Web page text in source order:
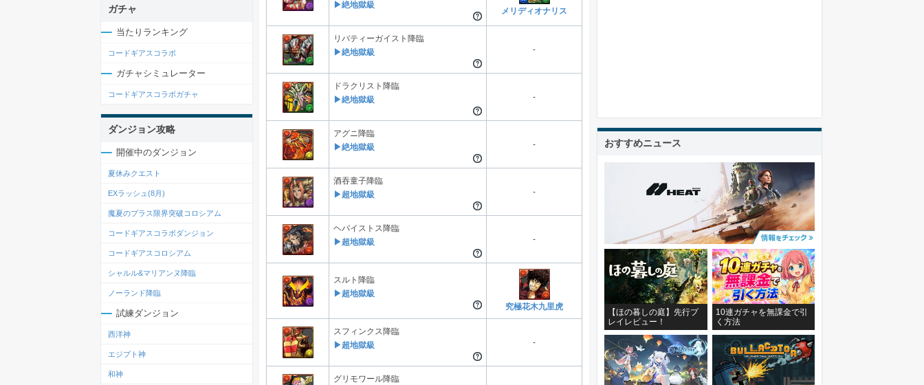
▶絶地獄級
メリディオナリス
リバティーガイスト降臨
▶絶地獄級
-
ドラクリスト降臨
▶絶地獄級
-
アグニ降臨
▶絶地獄級
-
酒吞童子降臨
▶超地獄級
-
ヘパイストス降臨
▶超地獄級
-
スルト降臨
▶超地獄級
究極花木九里虎
スフィンクス降臨
▶超地獄級
-
グリモワール降臨
ガチャ
当たりランキング
コードギアスコラボ
ガチャシミュレーター
コードギアスコラボガチャ
ダンジョン攻略
開催中のダンジョン
夏休みクエスト
EXラッシュ(8月)
魔夏のプラス限界突破コロシアム
コードギアスコラボダンジョン
コードギアスコロシアム
シャルル&マリアンヌ降臨
ノーランド降臨
試練ダンジョン
西洋神
エジプト神
和神
おすすめニュース
【ほの暮しの庭】先行プ
レイレビュー！
10連ガチャを無課金で引
く方法